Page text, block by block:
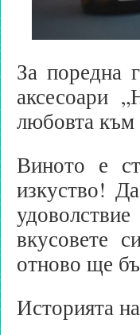
За поредна
аксесоари
любовта към
Виното е
изкуство!
вкусовете
отново ще
Историята